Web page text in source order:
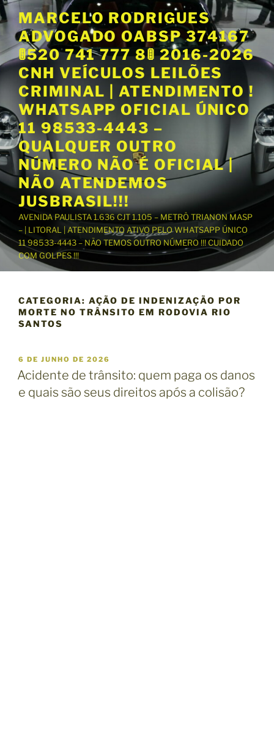
P
u
a
r
r
a
o
c
o
n
t
ú
d
MARCELO RODRIGUES
ADVOGADO OABSP 374167
🚦520 741 777 8🚦 2016-2026
CNH VEÍCULOS LEILÕES
CRIMINAL | ATENDIMENTO !
WHATSAPP OFICIAL ÚNICO
11 98533-4443 –
QUALQUER OUTRO
NÚMERO NÃO É OFICIAL |
NÃO ATENDEMOS
JUSBRASIL!!!
AVENIDA PAULISTA 1.636 CJT 1.105 – METRÔ TRIANON MASP
– | LITORAL | ATENDIMENTO ATIVO PELO WHATSAPP ÚNICO
11 98533-4443 – NÃO TEMOS OUTRO NÚMERO !!! CUIDADO
COM GOLPES !!!
CATEGORIA: AÇÃO DE INDENIZAÇÃO POR
MORTE NO TRÂNSITO EM RODOVIA RIO
SANTOS
P
U
B
L
6 DE JUNHO DE 2026
Acidente de trânsito: quem paga os danos
e quais são seus direitos após a colisão?